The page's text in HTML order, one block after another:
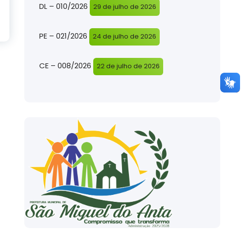
DL – 010/2026 29 de julho de 2026
PE – 021/2026 24 de julho de 2026
CE – 008/2026 22 de julho de 2026